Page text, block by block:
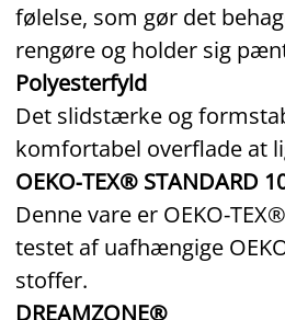
følelse, som gør det
rengøre og holder sig
Polyesterfyld
Det slidstærke og
komfortabel overflade at
OEKO‑TEX® STANDARD
Denne vare er
testet af uafhængige
stoffer.
DREAMZONE®